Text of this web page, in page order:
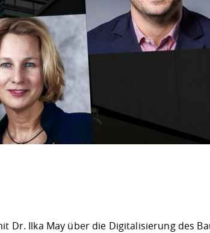
Dr. Ilka May über die Digitalisierung des